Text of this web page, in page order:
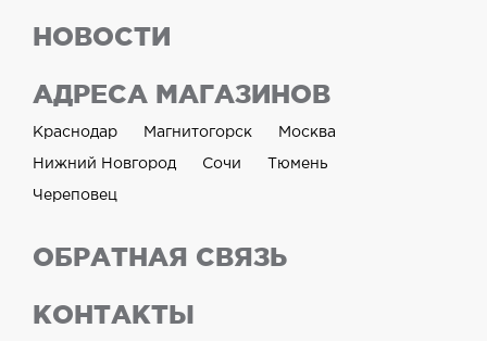
НОВОСТИ
АДРЕСА МАГАЗИНОВ
Краснодар Магнитогорск Москва
Нижний Новгород Сочи Тюмень
Череповец
ОБРАТНАЯ СВЯЗЬ
КОНТАКТЫ